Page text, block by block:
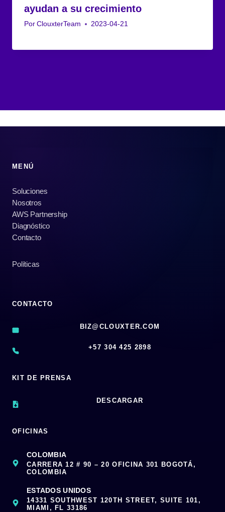
ayudan a su crecimiento
Por ClouxterTeam 2023-04-21
MENÚ
Soluciones
Nosotros
AWS Partnership
Diagnóstico
Contacto
Políticas
CONTACTO
BIZ@CLOUXTER.COM
‪+57 304 425 2898
KIT DE PRENSA
DESCARGAR
OFICINAS
COLOMBIA
CARRERA 12 # 90 – 20 OFICINA 301 BOGOTÁ,
COLOMBIA
ESTADOS UNIDOS
14331 SOUTHWEST 120TH STREET, SUITE 101,
MIAMI, FL 33186